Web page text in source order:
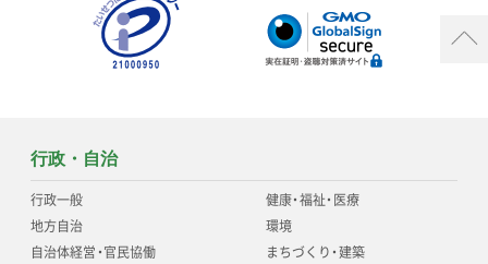
行政・自治
行政一般
地方自治
自治体経営・官民協働
健康・福祉・医療
環境
まちづくり・建築